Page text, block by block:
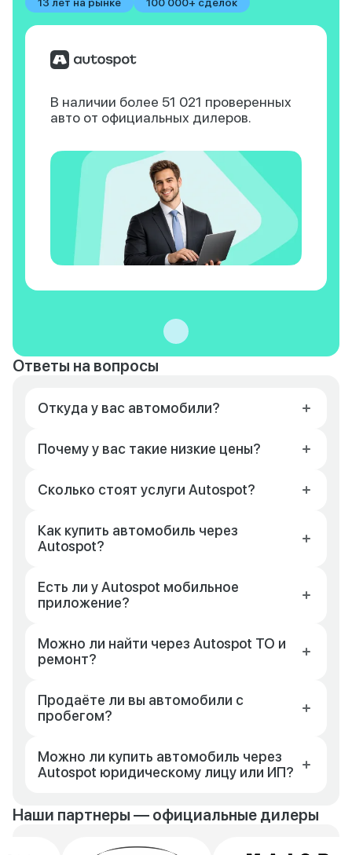
13 лет на рынке 100 000+ сделок
В наличии более 51 021 проверенных
авто от официальных дилеров.
Ответы на вопросы
Откуда у вас автомобили?
Почему у вас такие низкие цены?
Сколько стоят услуги Autospot?
Как купить автомобиль через
Autospot?
Есть ли у Autospot мобильное
приложение?
Можно ли найти через Autospot ТО и
ремонт?
Продаёте ли вы автомобили с
пробегом?
Можно ли купить автомобиль через
Autospot юридическому лицу или ИП?
Наши партнеры — официальные дилеры